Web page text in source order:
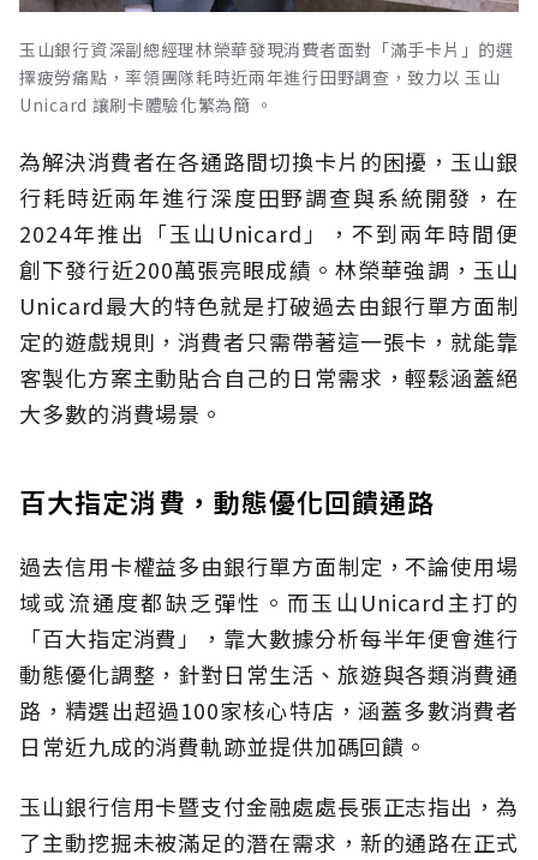
玉山銀行資深副總經理林榮華發現消費者面對「滿手卡片」的選
擇疲勞痛點，率領團隊耗時近兩年進行田野調查，致力以 玉山
Unicard 讓刷卡體驗化繁為簡 。
為解決消費者在各通路間切換卡片的困擾，玉山銀
行耗時近兩年進行深度田野調查與系統開發，在
2024年推出「玉山Unicard」，不到兩年時間便
創下發行近200萬張亮眼成績。林榮華強調，玉山
Unicard最大的特色就是打破過去由銀行單方面制
定的遊戲規則，消費者只需帶著這一張卡，就能靠
客製化方案主動貼合自己的日常需求，輕鬆涵蓋絕
大多數的消費場景。
百大指定消費，動態優化回饋通路
過去信用卡權益多由銀行單方面制定，不論使用場
域或流通度都缺乏彈性。而玉山Unicard主打的
「百大指定消費」，靠大數據分析每半年便會進行
動態優化調整，針對日常生活、旅遊與各類消費通
路，精選出超過100家核心特店，涵蓋多數消費者
日常近九成的消費軌跡並提供加碼回饋。
玉山銀行信用卡暨支付金融處處長張正志指出，為
了主動挖掘未被滿足的潛在需求，新的通路在正式